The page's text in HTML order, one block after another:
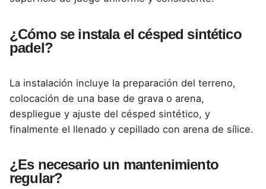
¿Cómo se instala el césped sintético
padel?
La instalación incluye la preparación del terreno,
colocación de una base de grava o arena,
despliegue y ajuste del césped sintético, y
finalmente el llenado y cepillado con arena de sílice.
¿Es necesario un mantenimiento
regular?